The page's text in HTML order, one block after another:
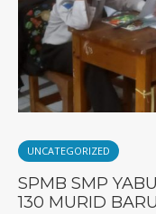
UNCATEGORIZED
SPMB SMP
130 MURID BARU